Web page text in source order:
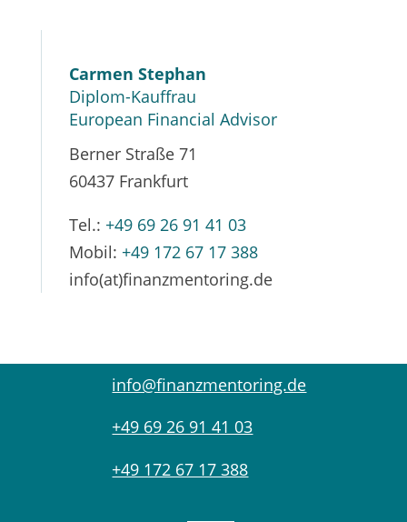
Carmen Stephan
Diplom-Kauffrau
European Financial Advisor
Berner Straße 71
60437 Frankfurt
Tel.: +49 69 26 91 41 03
Mobil: +49 172 67 17 388
info(at)finanzmentoring.de
info@finanzmentoring.de
+49 69 26 91 41 03
+49 172 67 17 388